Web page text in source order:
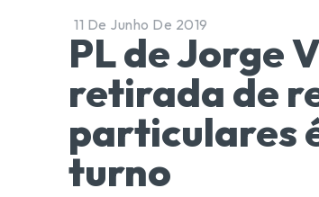
11 De Junho De 2019
PL de Jorge
retirada de
particulares
turno